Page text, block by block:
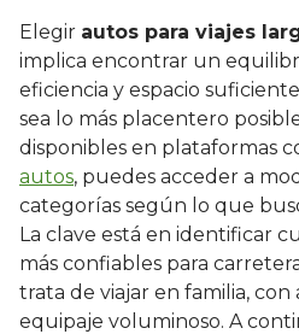
Elegir autos para viajes
implica encontrar un
eficiencia y espacio
sea lo más placentero
disponibles en plataformas
autos, puedes acceder a
categorías según lo que
La clave está en identificar
más confiables para
trata de viajar en familia, con
equipaje voluminoso. A